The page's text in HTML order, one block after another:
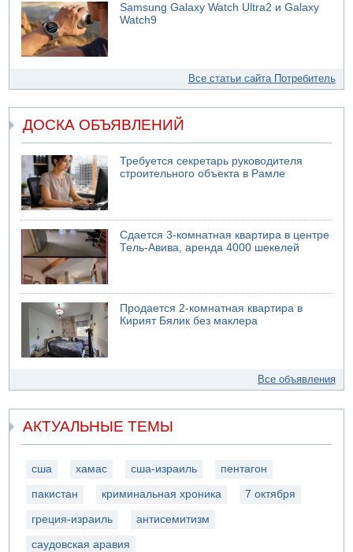
Samsung Galaxy Watch Ultra2 и Galaxy
Watch9
Все статьи сайта Потребитель
ДОСКА ОБЪЯВЛЕНИЙ
Требуется секретарь руководителя
строительного объекта в Рамле
Сдается 3-комнатная квартира в центре
Тель-Авива, аренда 4000 шекелей
Продается 2-комнатная квартира в
Кирият Бялик без маклера
Все объявления
АКТУАЛЬНЫЕ ТЕМЫ
сша хамас сша-израиль пентагон
пакистан криминальная хроника 7 октября
греция-израиль антисемитизм
саудовская аравия